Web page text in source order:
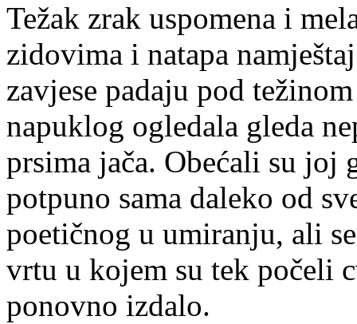
Težak zrak uspomena i
zidovima i natapa
zavjese padaju pod
napuklog ogledala gleda
prsima jača. Obećali su joj
potpuno sama daleko od
poetičnog u umiranju, ali
vrtu u kojem su tek počeli
ponovno izdalo.